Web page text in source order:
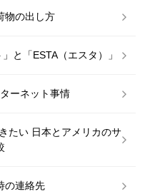
物の出し方
と「ESTA（エスタ）」
ーネット事情
たい 日本とアメリカのサ
の連絡先